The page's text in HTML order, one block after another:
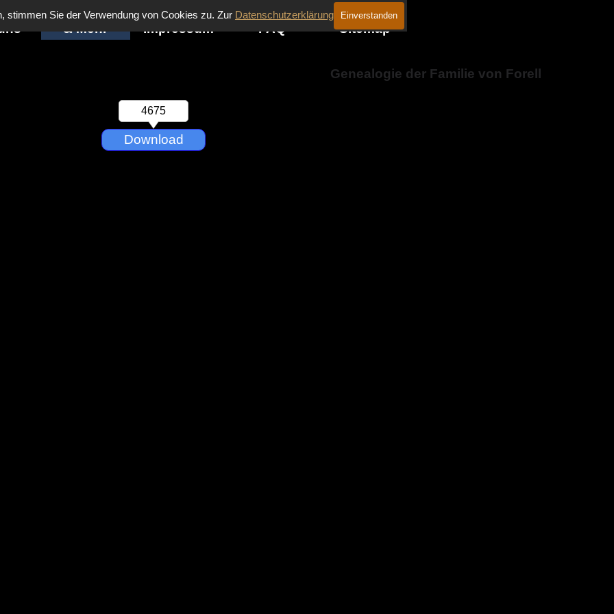
stimmen Sie der Verwendung von Cookies zu. Zur Datenschutzerklärung Einverstanden
Menü überspringen
▼
& Mehr ▼
Impressum ▼
FAQ Sitemap
Genealogie der Familie von Forell
Download
4675